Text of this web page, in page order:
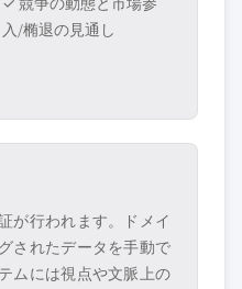
入/椭退の見通し
が行われます。ドメイ
されたデータを手動で
ムには視点や文脈上の